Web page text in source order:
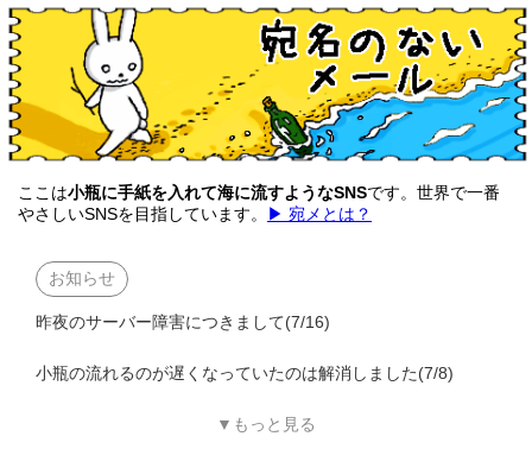
ここは小瓶に手紙を入れて海に流すようなSNSです。世界で一番
やさしいSNSを目指しています。
▶ 宛メとは？
お知らせ
昨夜のサーバー障害につきまして(7/16)
小瓶の流れるのが遅くなっていたのは解消しました(7/8)
▼もっと見る